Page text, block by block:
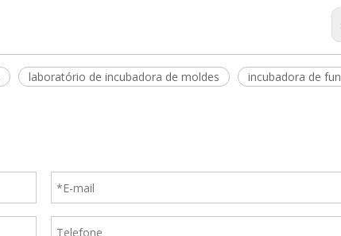
laboratório de incubadora de moldes incubadora de